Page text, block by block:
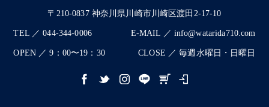
〒210-0837 神奈川県川崎市川崎区渡田2-17-10
TEL ／ 044-344-0006 E-MAIL ／ info@watarida710.com
OPEN ／ 9：00〜19：30 CLOSE ／ 毎週水曜日・日曜日